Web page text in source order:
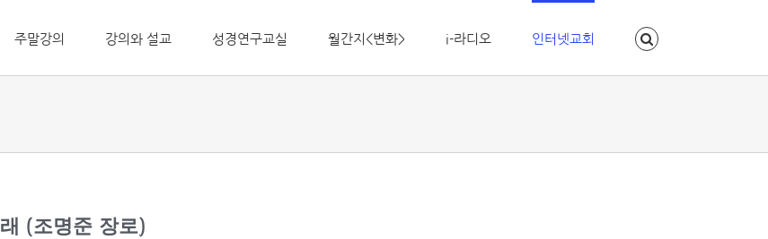
주말강의 강의와 설교 성경연구교실 월간지<변화> i-라디오 인터넷교회
(조명준 장로)